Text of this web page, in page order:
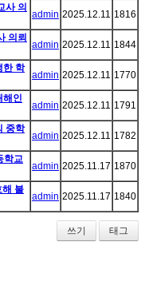
사 의
admin 2025.12.11 1816
의뢰
admin 2025.12.11 1844
한 학
admin 2025.12.11 1770
해인
admin 2025.12.11 1791
중학
admin 2025.12.11 1782
학교
admin 2025.11.17 1870
해 불
admin 2025.11.17 1840
쓰기 태그